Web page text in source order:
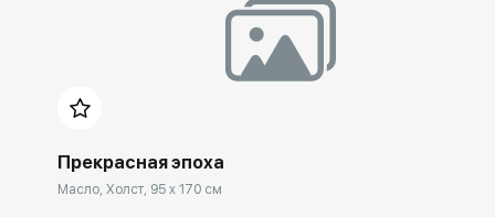
spb.rakovgallery.ru
Прекрасная эпоха
Масло, Холст, 95 x 170 см